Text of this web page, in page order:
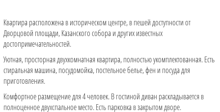
Квартира расположена в историческом центре, в пешей доступности от
Дворцовой площади, Казанского собора и других известных
достопримечательностей.
Уютная, просторная двухкомнатная квартира, полностью укомплектованная. Есть
стиральная машина, посудомойка, постельное белье, фен и посуда для
приготовления.
Комфортное размещение для 4 человек. В гостиной диван раскладывается в
полноценное двухспальное место. Есть парковка в закрытом дворе.